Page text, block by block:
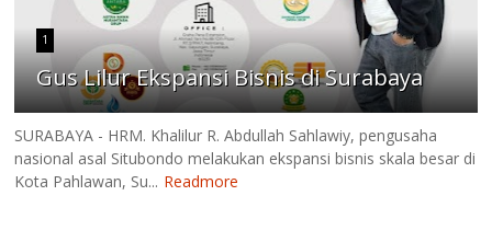
1
Gus Lilur Ekspansi Bisnis di Surabaya
SURABAYA - HRM. Khalilur R. Abdullah Sahlawiy, pengusaha
nasional asal Situbondo melakukan ekspansi bisnis skala besar di
Kota Pahlawan, Su... Readmore